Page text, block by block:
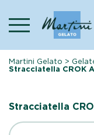
content
Martini Gelato >
Stracciatella CROK
Stracciatella